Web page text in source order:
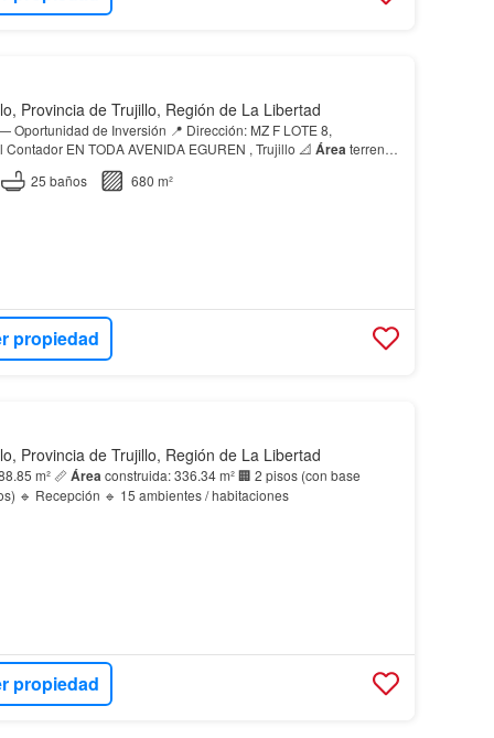
Provincia de Trujillo, Región de La Libertad
de Inversión 📍 Dirección: MZ F LOTE 8,
Urbanización Villa del Contador EN TODA AVENIDA EGUREN , Trujillo 📐 Áreaterreno:
construida: 680.60 m² 🛏️ Habitacio…
25 baños 680 m²
propiedad
Provincia de Trujillo, Región de La Libertad
m² 📏 Áreaconstruida: 336.34 m² 🏢 2 pisos (con base
estructural para 4 pisos) 🔹 Recepción 🔹 15 ambientes / habitaciones
propiedad